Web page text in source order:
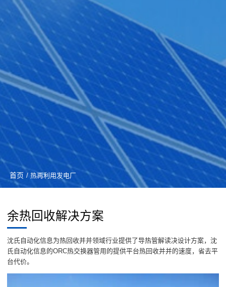
首页 / 热再利用发电厂
余热回收解决方案
沈氏自动化信息为热回收并并领域行业提供了导热管解读决设计方案，沈
氏自动化信息的ORC热交换器管用的提供平台热回收并并的速度，省去平
台代价。